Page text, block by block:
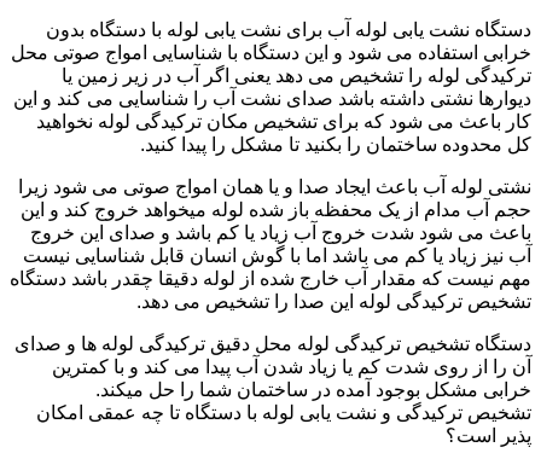
دستگاه نشت یابی لوله آب برای نشت یابی لوله با دستگاه بدون
خرابی استفاده می شود و این دستگاه با شناسایی امواج صوتی محل
ترکیدگی لوله را تشخیص می دهد یعنی اگر آب در زیر زمین یا
دیوارها نشتی داشته باشد صدای نشت آب را شناسایی می کند و این
کار باعث می شود که برای تشخیص مکان ترکیدگی لوله نخواهید
کل محدوده ساختمان را بکنید تا مشکل را پیدا کنید.
نشتی لوله آب باعث ایجاد صدا و یا همان امواج صوتی می شود زیرا
حجم آب مدام از یک محفظه باز شده لوله میخواهد خروج کند و این
باعث می شود شدت خروج آب زیاد یا کم باشد و صدای این خروج
آب نیز زیاد یا کم می باشد اما با گوش انسان قابل شناسایی نیست
مهم نیست که مقدار آب خارج شده از لوله دقیقا چقدر باشد دستگاه
تشخیص ترکیدگی لوله این صدا را تشخیص می دهد.
دستگاه تشخیص ترکیدگی لوله محل دقیق ترکیدگی لوله ها و صدای
آن را از روی شدت کم یا زیاد شدن آب پیدا می کند و با کمترین
خرابی مشکل بوجود آمده در ساختمان شما را حل میکند.
تشخیص ترکیدگی و نشت یابی لوله با دستگاه تا چه عمقی امکان
پذیر است؟